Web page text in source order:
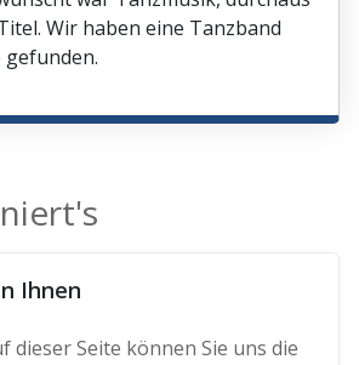
Wir haben eine Tanzband
gefunden.
Ihnen
dieser Seite können Sie uns die